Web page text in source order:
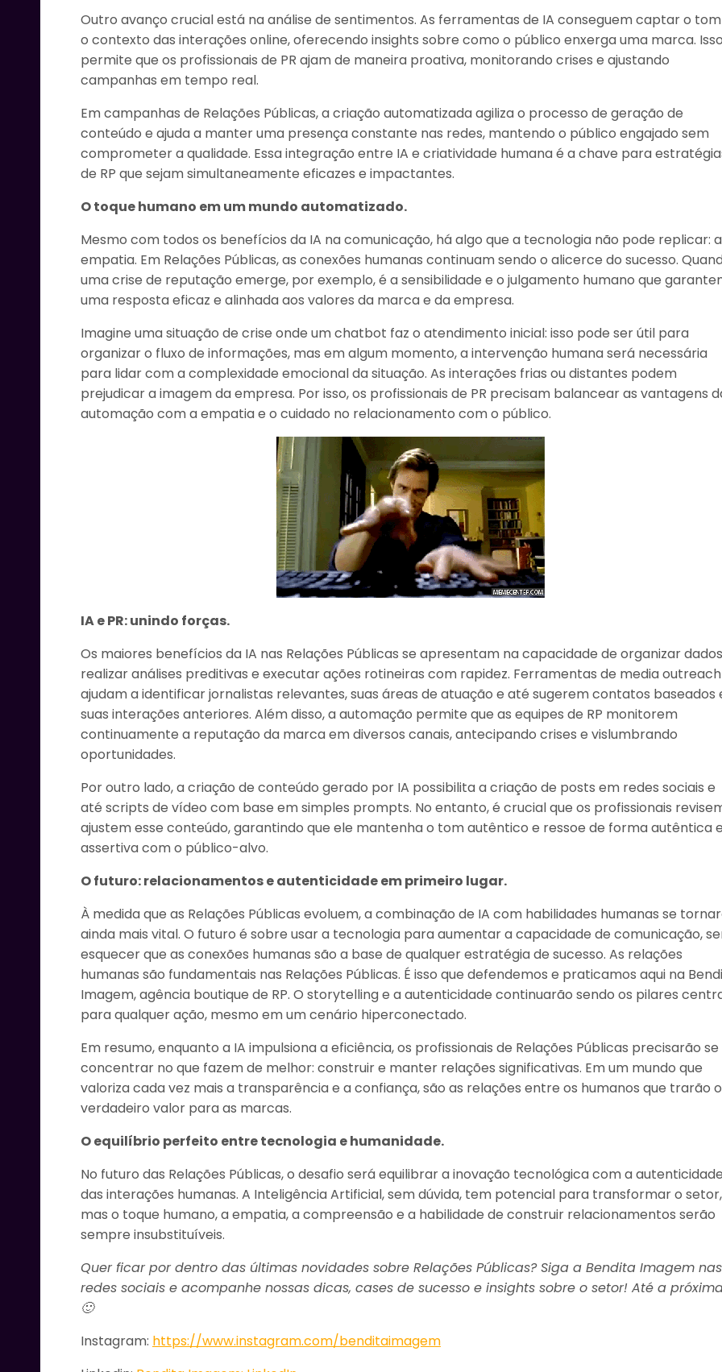
Outro avanço crucial está na análise de sentimentos. As ferramentas de IA conseguem captar o
o contexto das interações online, oferecendo insights sobre como o público enxerga uma marca.
permite que os profissionais de PR ajam de maneira proativa, monitorando crises e ajustando
campanhas em tempo real.
Em campanhas de Relações Públicas, a criação automatizada agiliza o processo de geração de
conteúdo e ajuda a manter uma presença constante nas redes, mantendo o público engajado sem
comprometer a qualidade. Essa integração entre IA e criatividade humana é a chave para
de RP que sejam simultaneamente eficazes e impactantes.
O toque humano em um mundo automatizado.
Mesmo com todos os benefícios da IA na comunicação, há algo que a tecnologia não pode replicar: a
empatia. Em Relações Públicas, as conexões humanas continuam sendo o alicerce do sucesso.
uma crise de reputação emerge, por exemplo, é a sensibilidade e o julgamento humano que
uma resposta eficaz e alinhada aos valores da marca e da empresa.
Imagine uma situação de crise onde um chatbot faz o atendimento inicial: isso pode ser útil para
organizar o fluxo de informações, mas em algum momento, a intervenção humana será necessária
para lidar com a complexidade emocional da situação. As interações frias ou distantes podem
prejudicar a imagem da empresa. Por isso, os profissionais de PR precisam balancear as vantagens
automação com a empatia e o cuidado no relacionamento com o público.
IA e PR: unindo forças.
Os maiores benefícios da IA nas Relações Públicas se apresentam na capacidade de organizar
realizar análises preditivas e executar ações rotineiras com rapidez. Ferramentas de media outreach
ajudam a identificar jornalistas relevantes, suas áreas de atuação e até sugerem contatos baseados
suas interações anteriores. Além disso, a automação permite que as equipes de RP monitorem
continuamente a reputação da marca em diversos canais, antecipando crises e vislumbrando
oportunidades.
Por outro lado, a criação de conteúdo gerado por IA possibilita a criação de posts em redes sociais e
até scripts de vídeo com base em simples prompts. No entanto, é crucial que os profissionais
ajustem esse conteúdo, garantindo que ele mantenha o tom autêntico e ressoe de forma autêntica
assertiva com o público-alvo.
O futuro: relacionamentos e autenticidade em primeiro lugar.
À medida que as Relações Públicas evoluem, a combinação de IA com habilidades humanas se
ainda mais vital. O futuro é sobre usar a tecnologia para aumentar a capacidade de comunicação,
esquecer que as conexões humanas são a base de qualquer estratégia de sucesso. As relações
humanas são fundamentais nas Relações Públicas. É isso que defendemos e praticamos aqui na
Imagem, agência boutique de RP. O storytelling e a autenticidade continuarão sendo os pilares
para qualquer ação, mesmo em um cenário hiperconectado.
Em resumo, enquanto a IA impulsiona a eficiência, os profissionais de Relações Públicas precisarão se
concentrar no que fazem de melhor: construir e manter relações significativas. Em um mundo que
valoriza cada vez mais a transparência e a confiança, são as relações entre os humanos que trarão o
verdadeiro valor para as marcas.
O equilíbrio perfeito entre tecnologia e humanidade.
No futuro das Relações Públicas, o desafio será equilibrar a inovação tecnológica com a
das interações humanas. A Inteligência Artificial, sem dúvida, tem potencial para transformar o setor,
mas o toque humano, a empatia, a compreensão e a habilidade de construir relacionamentos serão
sempre insubstituíveis.
Quer ficar por dentro das últimas novidades sobre Relações Públicas? Siga a Bendita Imagem nas
redes sociais e acompanhe nossas dicas, cases de sucesso e insights sobre o setor! Até a
🙂
Instagram: https://www.instagram.com/benditaimagem